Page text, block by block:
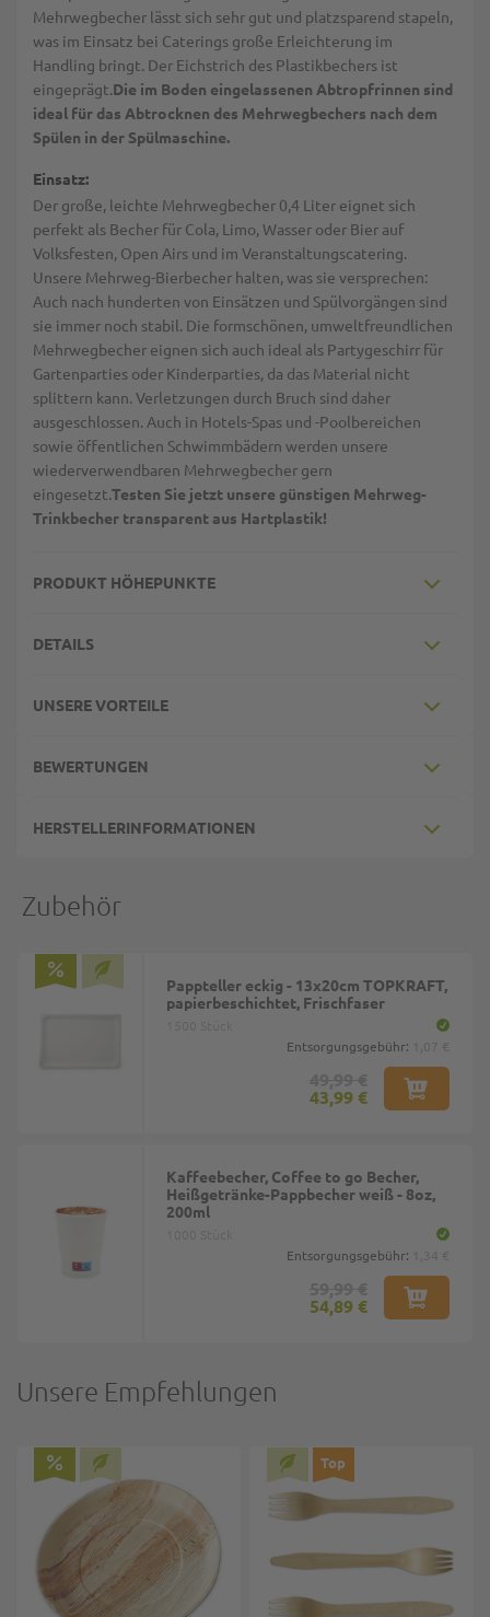
Mehrwegbecher lässt sich sehr gut und platzsparend stapeln,
was im Einsatz bei Caterings große Erleichterung im
Handling bringt. Der Eichstrich des Plastikbechers ist
eingeprägt.Die im Boden eingelassenen Abtropfrinnen sind
ideal für das Abtrocknen des Mehrwegbechers nach dem
Spülen in der Spülmaschine.
Einsatz:
Der große, leichte Mehrwegbecher 0,4 Liter eignet sich
perfekt als Becher für Cola, Limo, Wasser oder Bier auf
Volksfesten, Open Airs und im Veranstaltungscatering.
Unsere Mehrweg-Bierbecher halten, was sie versprechen:
Auch nach hunderten von Einsätzen und Spülvorgängen sind
sie immer noch stabil. Die formschönen, umweltfreundlichen
Mehrwegbecher eignen sich auch ideal als Partygeschirr für
Gartenparties oder Kinderparties, da das Material nicht
splittern kann. Verletzungen durch Bruch sind daher
ausgeschlossen. Auch in Hotels-Spas und -Poolbereichen
sowie öffentlichen Schwimmbädern werden unsere
wiederverwendbaren Mehrwegbecher gern
eingesetzt.Testen Sie jetzt unsere günstigen Mehrweg-
Trinkbecher transparent aus Hartplastik!
PRODUKT HÖHEPUNKTE
DETAILS
UNSERE VORTEILE
BEWERTUNGEN
HERSTELLERINFORMATIONEN
Zubehör
Pappteller eckig - 13x20cm TOPKRAFT,
papierbeschichtet, Frischfaser
Entsorgungsgebühr:
43,99 €
Kaffeebecher, Coffee to go Becher,
Heißgetränke-Pappbecher weiß - 8oz,
200ml
Entsorgungsgebühr:
54,89 €
Unsere Empfehlungen
Top